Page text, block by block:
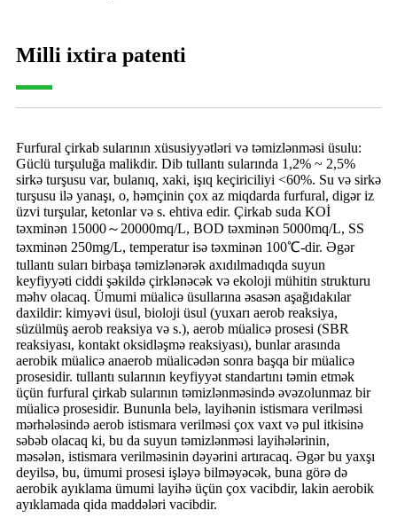
Milli ixtira patenti
Furfural çirkab sularının xüsusiyyətləri və təmizlənməsi üsulu:
Güclü turşuluğa malikdir. Dib tullantı sularında 1,2% ~ 2,5%
sirkə turşusu var, bulanıq, xaki, işıq keçiriciliyi <60%. Su və sirkə
turşusu ilə yanaşı, o, həmçinin çox az miqdarda furfural, digər iz
üzvi turşular, ketonlar və s. ehtiva edir. Çirkab suda KOİ
təxminən 15000～20000mq/L, BOD təxminən 5000mq/L, SS
təxminən 250mg/L, temperatur isə təxminən 100℃-dir. Əgər
tullantı suları birbaşa təmizlənərək axıdılmadıqda suyun
keyfiyyəti ciddi şəkildə çirklənəcək və ekoloji mühitin strukturu
məhv olacaq. Ümumi müalicə üsullarına əsasən aşağıdakılar
daxildir: kimyəvi üsul, bioloji üsul (yuxarı aerob reaksiya,
süzülmüş aerob reaksiya və s.), aerob müalicə prosesi (SBR
reaksiyası, kontakt oksidləşmə reaksiyası), bunlar arasında
aerobik müalicə anaerob müalicədən sonra başqa bir müalicə
prosesidir. tullantı sularının keyfiyyət standartını təmin etmək
üçün furfural çirkab sularının təmizlənməsində əvəzolunmaz bir
müalicə prosesidir. Bununla belə, layihənin istismara verilməsi
mərhələsində aerob istismara verilməsi çox vaxt və pul itkisinə
səbəb olacaq ki, bu da suyun təmizlənməsi layihələrinin,
məsələn, istismara verilməsinin dəyərini artıracaq. Əgər bu yaxşı
deyilsə, bu, ümumi prosesi işləyə bilməyəcək, buna görə də
aerobik ayıklama ümumi layihə üçün çox vacibdir, lakin aerobik
ayıklamada qida maddələri vacibdir.